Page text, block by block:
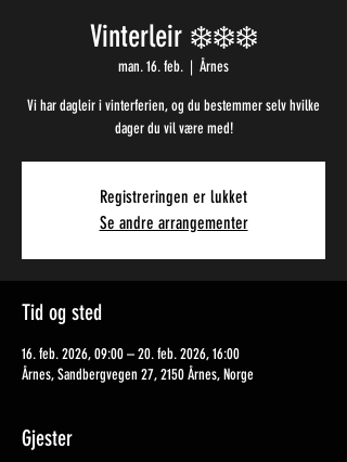
Vinterleir ❄️❄️❄️
man. 16. feb.
  |
Årnes
Vi har dagleir i vinterferien, og du bestemmer selv hvilke
dager du vil være med!
Registreringen er lukket
Se andre arrangementer
Tid og sted
16. feb. 2026, 09:00 – 20. feb. 2026, 16:00
Årnes, Sandbergvegen 27, 2150 Årnes, Norge
Gjester